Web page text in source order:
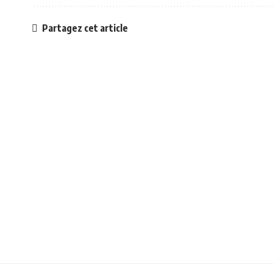
Partagez cet article